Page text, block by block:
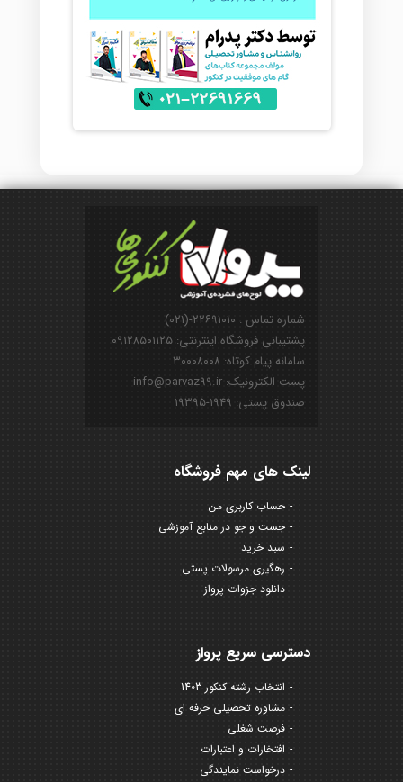
شماره تماس : ۲۲۶۹۱۰۱۰-(۰۲۱)
پشتیبانی فروشگاه اینترنتی: ۰۹۱۲۸۵۰۱۱۲۵
سامانه پیام کوتاه: ۳۰۰۰۸۰۰۸
پست الکترونیک: info@parvaz99.ir
صندوق پستی: ۱۹۴۹-۱۹۳۹۵
لینک های مهم فروشگاه
حساب کاربری من
جست و جو در منابع آموزشی
سبد خرید
رهگیری مرسولات پستی
دانلود جزوات پرواز
دسترسی سریع پرواز
انتخاب رشته کنکور 1403
مشاوره تحصیلی حرفه ای
فرصت شغلی
افتخارات و اعتبارات
درخواست نمایندگی